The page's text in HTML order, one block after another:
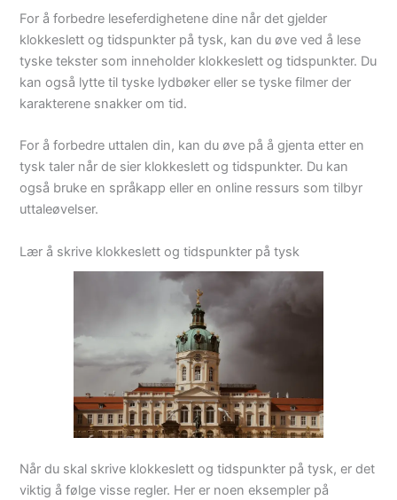
For å forbedre leseferdighetene dine når det gjelder
klokkeslett og tidspunkter på tysk, kan du øve ved å lese
tyske tekster som inneholder klokkeslett og tidspunkter. Du
kan også lytte til tyske lydbøker eller se tyske filmer der
karakterene snakker om tid.
For å forbedre uttalen din, kan du øve på å gjenta etter en
tysk taler når de sier klokkeslett og tidspunkter. Du kan
også bruke en språkapp eller en online ressurs som tilbyr
uttaleøvelser.
Lær å skrive klokkeslett og tidspunkter på tysk
Når du skal skrive klokkeslett og tidspunkter på tysk, er det
viktig å følge visse regler. Her er noen eksempler på